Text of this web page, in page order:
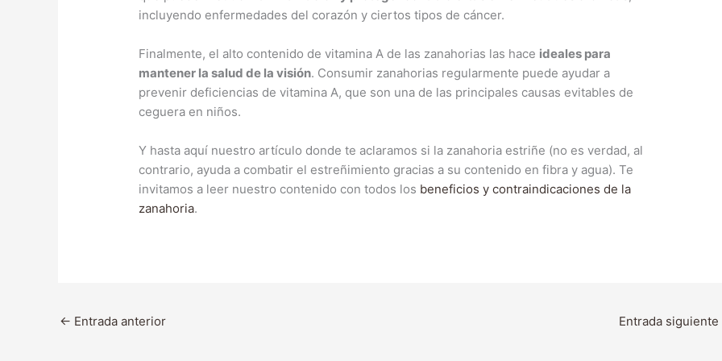
incluyendo enfermedades del corazón y ciertos tipos de cáncer.
Finalmente, el alto contenido de vitamina A de las zanahorias las hace ideales para
mantener la salud de la visión. Consumir zanahorias regularmente puede ayudar a
prevenir deficiencias de vitamina A, que son una de las principales causas evitables de
ceguera en niños.
Y hasta aquí nuestro artículo donde te aclaramos si la zanahoria estriñe (no es verdad, al
contrario, ayuda a combatir el estreñimiento gracias a su contenido en fibra y agua). Te
invitamos a leer nuestro contenido con todos los beneficios y contraindicaciones de la
zanahoria.
← Entrada anterior Entrada siguiente